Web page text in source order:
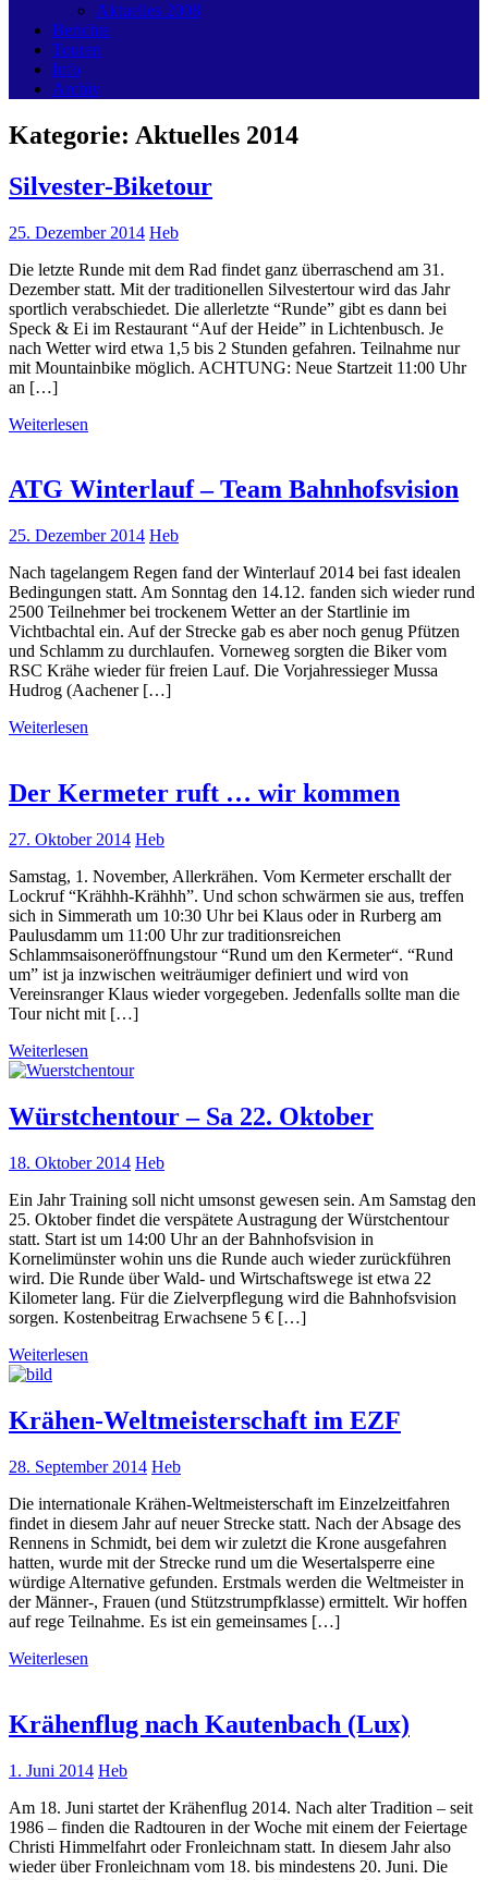
Aktuelles 2008
Berichte
Touren
Info
Archiv
Kategorie: Aktuelles 2014
Silvester-Biketour
25. Dezember 2014 Heb
Die letzte Runde mit dem Rad findet ganz überraschend am 31.
Dezember statt. Mit der traditionellen Silvestertour wird das Jahr
sportlich verabschiedet. Die allerletzte “Runde” gibt es dann bei
Speck & Ei im Restaurant “Auf der Heide” in Lichtenbusch. Je
nach Wetter wird etwa 1,5 bis 2 Stunden gefahren. Teilnahme nur
mit Mountainbike möglich. ACHTUNG: Neue Startzeit 11:00 Uhr
an […]
Weiterlesen
ATG Winterlauf – Team Bahnhofsvision
25. Dezember 2014 Heb
Nach tagelangem Regen fand der Winterlauf 2014 bei fast idealen
Bedingungen statt. Am Sonntag den 14.12. fanden sich wieder rund
2500 Teilnehmer bei trockenem Wetter an der Startlinie im
Vichtbachtal ein. Auf der Strecke gab es aber noch genug Pfützen
und Schlamm zu durchlaufen. Vorneweg sorgten die Biker vom
RSC Krähe wieder für freien Lauf. Die Vorjahressieger Mussa
Hudrog (Aachener […]
Weiterlesen
Der Kermeter ruft … wir kommen
27. Oktober 2014 Heb
Samstag, 1. November, Allerkrähen. Vom Kermeter erschallt der
Lockruf “Krähhh-Krähhh”. Und schon schwärmen sie aus, treffen
sich in Simmerath um 10:30 Uhr bei Klaus oder in Rurberg am
Paulusdamm um 11:00 Uhr zur traditionsreichen
Schlammsaisoneröffnungstour “Rund um den Kermeter“. “Rund
um” ist ja inzwischen weiträumiger definiert und wird von
Vereinsranger Klaus wieder vorgegeben. Jedenfalls sollte man die
Tour nicht mit […]
Weiterlesen
Würstchentour – Sa 22. Oktober
18. Oktober 2014 Heb
Ein Jahr Training soll nicht umsonst gewesen sein. Am Samstag den
25. Oktober findet die verspätete Austragung der Würstchentour
statt. Start ist um 14:00 Uhr an der Bahnhofsvision in
Kornelimünster wohin uns die Runde auch wieder zurückführen
wird. Die Runde über Wald- und Wirtschaftswege ist etwa 22
Kilometer lang. Für die Zielverpflegung wird die Bahnhofsvision
sorgen. Kostenbeitrag Erwachsene 5 € […]
Weiterlesen
Krähen-Weltmeisterschaft im EZF
28. September 2014 Heb
Die internationale Krähen-Weltmeisterschaft im Einzelzeitfahren
findet in diesem Jahr auf neuer Strecke statt. Nach der Absage des
Rennens in Schmidt, bei dem wir zuletzt die Krone ausgefahren
hatten, wurde mit der Strecke rund um die Wesertalsperre eine
würdige Alternative gefunden. Erstmals werden die Weltmeister in
der Männer-, Frauen (und Stützstrumpfklasse) ermittelt. Wir hoffen
auf rege Teilnahme. Es ist ein gemeinsames […]
Weiterlesen
Krähenflug nach Kautenbach (Lux)
1. Juni 2014 Heb
Am 18. Juni startet der Krähenflug 2014. Nach alter Tradition – seit
1986 – finden die Radtouren in der Woche mit einem der Feiertage
Christi Himmelfahrt oder Fronleichnam statt. In diesem Jahr also
wieder über Fronleichnam vom 18. bis mindestens 20. Juni. Die